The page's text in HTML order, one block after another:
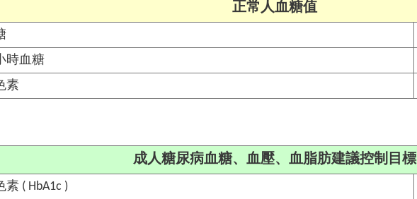
正常人血糖值
時血糖
素
成人糖尿病血糖、血壓、血脂肪建議控制目標
( HbA1c )